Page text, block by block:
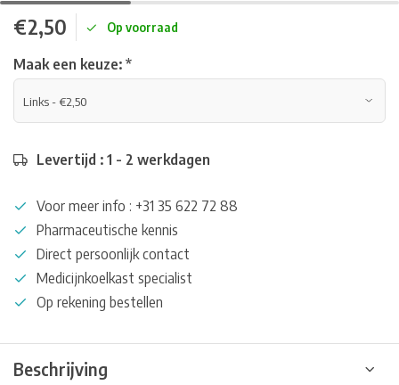
€2,50 Op voorraad
Maak een keuze: *
Levertijd : 1 - 2 werkdagen
Voor meer info : +31 35 622 72 88
Pharmaceutische kennis
Direct persoonlijk contact
Medicijnkoelkast specialist
Op rekening bestellen
Beschrijving